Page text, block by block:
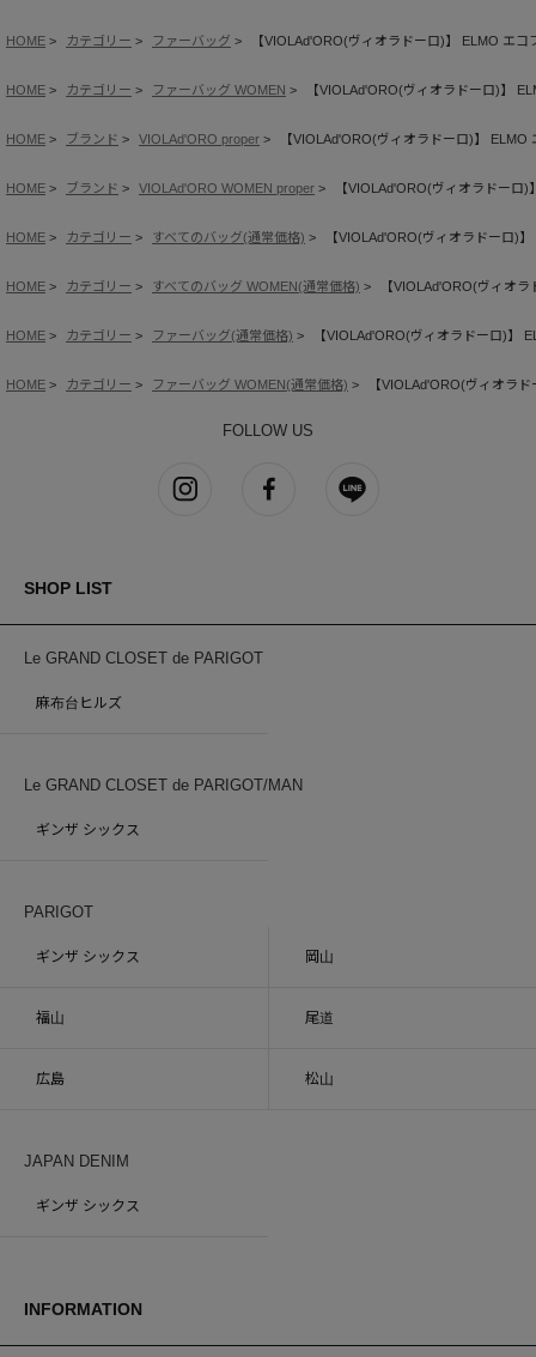
HOME カテゴリー ファーバッグ 【VIOLAd'ORO(ヴィオラドーロ)】 ELMO エ
HOME カテゴリー ファーバッグ WOMEN 【VIOLAd'ORO(ヴィオラドーロ)】
HOME ブランド VIOLAd'ORO proper 【VIOLAd'ORO(ヴィオラドーロ)】
HOME ブランド VIOLAd'ORO WOMEN proper 【VIOLAd'ORO(ヴィオラドーロ
HOME カテゴリー すべてのバッグ(通常価格) 【VIOLAd'ORO(ヴィオラドーロ)
HOME カテゴリー すべてのバッグ WOMEN(通常価格) 【VIOLAd'ORO(ヴィオ
HOME カテゴリー ファーバッグ(通常価格) 【VIOLAd'ORO(ヴィオラドーロ)】
HOME カテゴリー ファーバッグ WOMEN(通常価格) 【VIOLAd'ORO(ヴィオラ
FOLLOW US
SHOP LIST
Le GRAND CLOSET de PARIGOT
麻布台ヒルズ
Le GRAND CLOSET de PARIGOT/MAN
ギンザ シックス
PARIGOT
ギンザ シックス 岡山
福山 尾道
広島 松山
JAPAN DENIM
ギンザ シックス
INFORMATION